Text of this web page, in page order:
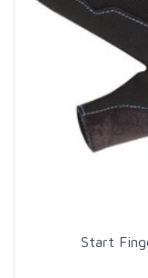
Start